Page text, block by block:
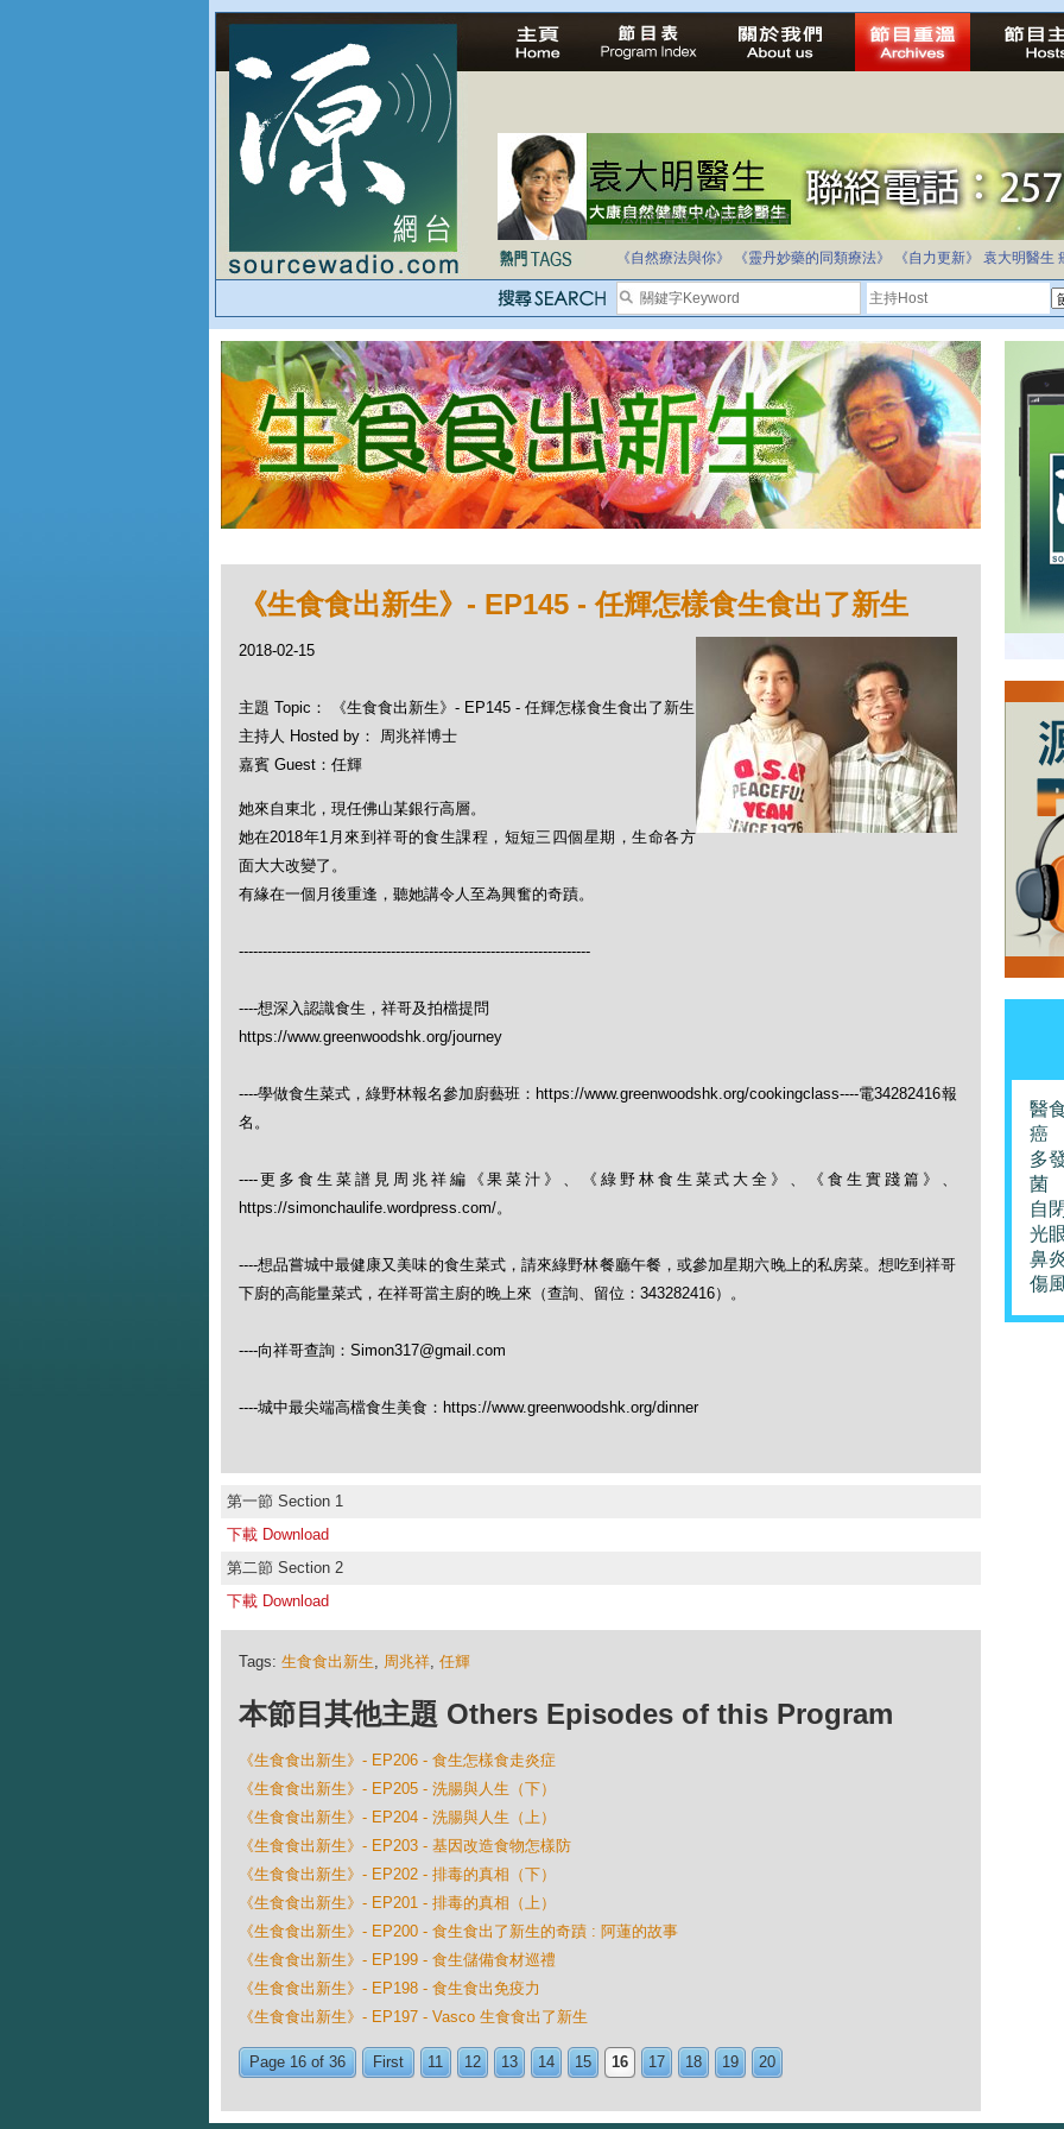
法治社會並不等同公正社會
自家教育合法化-推動多元化教育，全民學卷制
《自然療法與你》
《靈丹妙藥的同類療法》 《自力更新》 袁大明醫生
《生食食出新生》- EP145 - 任輝怎樣食生食出了新生
2018-02-15
主題 Topic： 《生食食出新生》- EP145 - 任輝怎樣食生食出了新生
主持人 Hosted by： 周兆祥博士
嘉賓 Guest：任輝
她來自東北，現任佛山某銀行高層。
她在2018年1月來到祥哥的食生課程，短短三四個星期，生命各方
面大大改變了。
有緣在一個月後重逢，聽她講令人至為興奮的奇蹟。
--------------------------------------------------------------------------
----想深入認識食生，祥哥及拍檔提問
https://www.greenwoodshk.org/journey
----學做食生菜式，綠野林報名參加廚藝班：https://www.greenwoodshk.org/cookingclass----電34282416報
名。
----更多食生菜譜見周兆祥編《果菜汁》、《綠野林食生菜式大全》、《食生實踐篇》、
https://simonchaulife.wordpress.com/。
----想品嘗城中最健康又美味的食生菜式，請來綠野林餐廳午餐，或參加星期六晚上的私房菜。想吃到祥哥
下廚的高能量菜式，在祥哥當主廚的晚上來（查詢、留位：343282416）。
----向祥哥查詢：Simon317@gmail.com
----城中最尖端高檔食生美食：https://www.greenwoodshk.org/dinner
第一節 Section 1
下載 Download
第二節 Section 2
下載 Download
Tags: 生食食出新生, 周兆祥, 任輝
本節目其他主題 Others Episodes of this Program
《生食食出新生》- EP206 - 食生怎樣食走炎症
《生食食出新生》- EP205 - 洗腸與人生（下）
《生食食出新生》- EP204 - 洗腸與人生（上）
《生食食出新生》- EP203 - 基因改造食物怎樣防
《生食食出新生》- EP202 - 排毒的真相（下）
《生食食出新生》- EP201 - 排毒的真相（上）
《生食食出新生》- EP200 - 食生食出了新生的奇蹟 : 阿蓮的故事
《生食食出新生》- EP199 - 食生儲備食材巡禮
《生食食出新生》- EP198 - 食生食出免疫力
《生食食出新生》- EP197 - Vasco 生食食出了新生
Page 16 of 36 First 11 12 13 14 15 16 17 18 19 20
醫
癌
多
菌
自
光
鼻
傷